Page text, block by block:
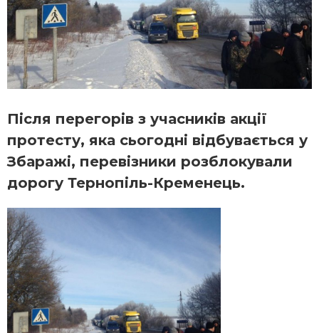
Після перегорів з учасників акції
протесту, яка сьогодні відбувається у
Збаражі, перевізники розблокували
дорогу Тернопіль-Кременець.